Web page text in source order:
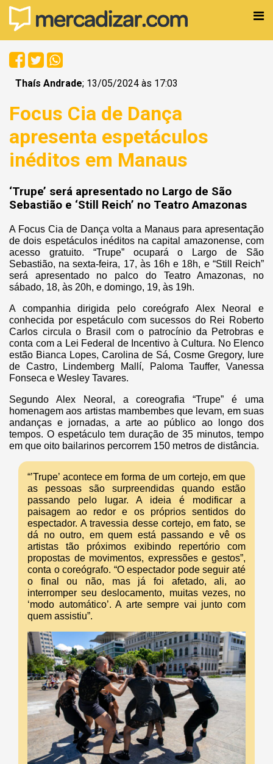
Thaís Andrade; 13/05/2024 às 17:03
Focus Cia de Dança
apresenta espetáculos
inéditos em Manaus
‘Trupe’ será apresentado no Largo de São
Sebastião e ‘Still Reich’ no Teatro Amazonas
A Focus Cia de Dança volta a Manaus para apresentação
de dois espetáculos inéditos na capital amazonense, com
acesso gratuito. “Trupe” ocupará o Largo de São
Sebastião, na sexta-feira, 17, às 16h e 18h, e “Still Reich”
será apresentado no palco do Teatro Amazonas, no
sábado, 18, às 20h, e domingo, 19, às 19h.
A companhia dirigida pelo coreógrafo Alex Neoral e
conhecida por espetáculo com sucessos do Rei Roberto
Carlos circula o Brasil com o patrocínio da Petrobras e
conta com a Lei Federal de Incentivo à Cultura. No Elenco
estão Bianca Lopes, Carolina de Sá, Cosme Gregory, Iure
de Castro, Lindemberg Mallí, Paloma Tauffer, Vanessa
Fonseca e Wesley Tavares.
Segundo Alex Neoral, a coreografia “Trupe” é uma
homenagem aos artistas mambembes que levam, em suas
andanças e jornadas, a arte ao público ao longo dos
tempos. O espetáculo tem duração de 35 minutos, tempo
em que oito bailarinos percorrem 150 metros de distância.
“’Trupe’ acontece em forma de um cortejo, em que
as pessoas são surpreendidas quando estão
passando pelo lugar. A ideia é modificar a
paisagem ao redor e os próprios sentidos do
espectador. A travessia desse cortejo, em fato, se
dá no outro, em quem está passando e vê os
artistas tão próximos exibindo repertório com
propostas de movimentos, expressões e gestos”,
conta o coreógrafo. “O espectador pode seguir até
o final ou não, mas já foi afetado, ali, ao
interromper seu deslocamento, muitas vezes, no
‘modo automático’. A arte sempre vai junto com
quem assistiu”.